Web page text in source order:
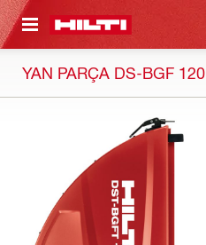
GEÇ
YAN PARÇA DS-BGF 120